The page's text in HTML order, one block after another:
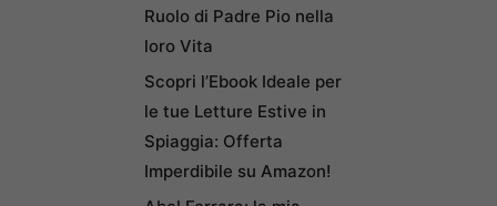
Ruolo di Padre Pio nella
loro Vita
Scopri l’Ebook Ideale per
le tue Letture Estive in
Spiaggia: Offerta
Imperdibile su Amazon!